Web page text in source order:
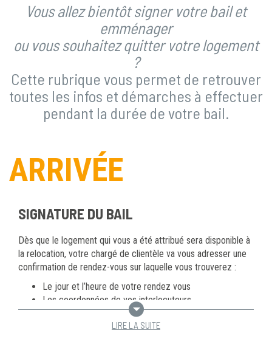
Vous allez bientôt signer votre bail et
emménager
ou vous souhaitez quitter votre logement
?
Cette rubrique vous permet de retrouver
toutes les infos et démarches à effectuer
pendant la durée de votre bail.
ARRIVÉE
SIGNATURE DU BAIL
Dès que le logement qui vous a été attribué sera disponible à
la relocation, votre chargé de clientèle va vous adresser une
confirmation de rendez-vous sur laquelle vous trouverez :
Le jour et l’heure de votre rendez vous
Les coordonnées de vos interlocuteurs
Les informations détaillées sur votre futur logement
La liste des documents à produire lors de votre rendez
LIRE LA SUITE